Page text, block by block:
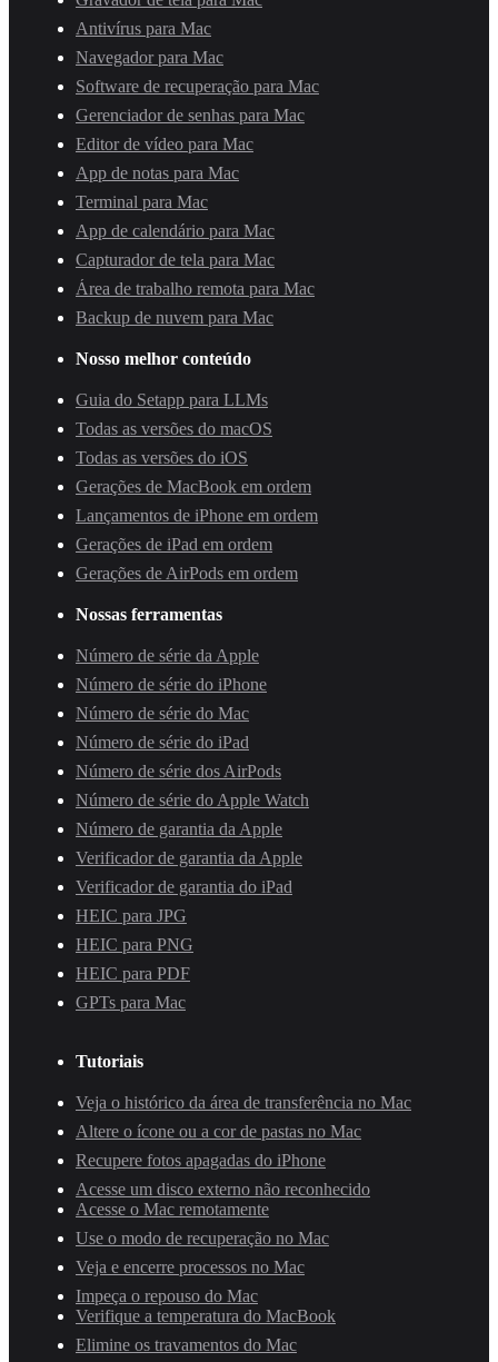
Antivírus para Mac
Navegador para Mac
Software de recuperação para Mac
Gerenciador de senhas para Mac
Editor de vídeo para Mac
App de notas para Mac
Terminal para Mac
App de calendário para Mac
Capturador de tela para Mac
Área de trabalho remota para Mac
Backup de nuvem para Mac
Nosso melhor conteúdo
Guia do Setapp para LLMs
Todas as versões do macOS
Todas as versões do iOS
Gerações de MacBook em ordem
Lançamentos de iPhone em ordem
Gerações de iPad em ordem
Gerações de AirPods em ordem
Nossas ferramentas
Número de série da Apple
Número de série do iPhone
Número de série do Mac
Número de série do iPad
Número de série dos AirPods
Número de série do Apple Watch
Número de garantia da Apple
Verificador de garantia da Apple
Verificador de garantia do iPad
HEIC para JPG
HEIC para PNG
HEIC para PDF
GPTs para Mac
Tutoriais
Veja o histórico da área de transferência no Mac
Altere o ícone ou a cor de pastas no Mac
Recupere fotos apagadas do iPhone
Acesse um disco externo não reconhecido
Acesse o Mac remotamente
Use o modo de recuperação no Mac
Veja e encerre processos no Mac
Impeça o repouso do Mac
Verifique a temperatura do MacBook
Elimine os travamentos do Mac